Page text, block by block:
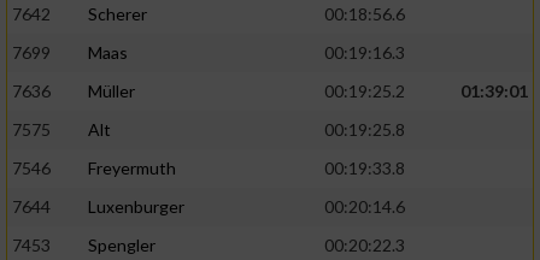
7642
Scherer
00:18:56.6
7699
Maas
00:19:16.3
7636
Müller 00:19:25.2
01:39:01
7575
Alt
00:19:25.8
7546
Freyermuth
00:19:33.8
7644
Luxenburger
00:20:14.6
7453
Spengler
00:20:22.3